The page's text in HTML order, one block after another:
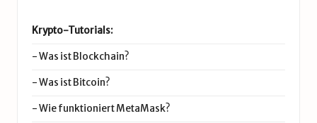
Krypto-Tutorials:
-Was ist Blockchain?
-Was ist Bitcoin?
-Wie funktioniert MetaMask?